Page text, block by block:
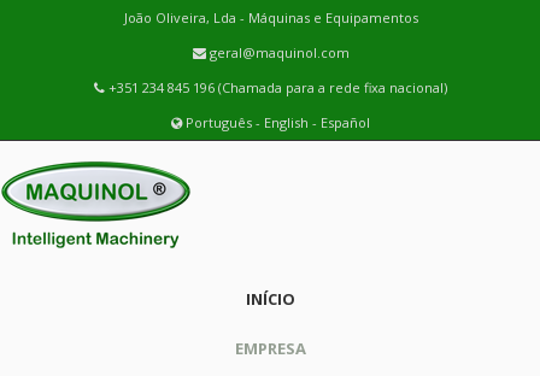
João Oliveira, Lda - Máquinas e Equipamentos
geral@maquinol.com
+351 234 845 196 (Chamada para a rede fixa nacional)
Português - English - Español
INÍCIO
EMPRESA